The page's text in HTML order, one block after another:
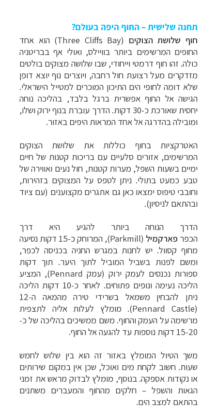
תחנה שלישית – החוף היפה בעולם?
חוף שלושת הצוקים (
Three Cliffs Bay) הוא אחד
החופים המרשימים ביותר בוויילס, ואולי אף בבריטניה
כולה. זהו חוף דרמטי וייחודי, שבו שלושה מצוקים בולטים
מזדקרים מעל רצועת חול רחבה, ויוצרים נוף יוצא דופן
שלא דומה לחופי הים התיכון המוכרים למטייל הישראלי.
הגישה אל החוף אפשרית ברגל בלבד, בהליכה נוחה
יחסית שאורכת כ-30 דקות. הדרך עוברת בנוף ירוק ושלו,
ומובילה בהדרגה אל אחד המראות היפים באזור.
האטרקציות בחוף כוללות את שלושת הצוקים
המרשימים, אזורים סלעיים עם בריכות קטנות של חיים
ימיים בשעות השפל, מערות קטנות, חול נעים ואווירה של
טבע כמעט בתולי. ניתן לטפס על המצוקים בזהירות,
וחובבי טיפוס ימצאו כאן גם אתגרים מקצוענים (עם ציוד
ובהתאם לניסיון).
הדרך הנוחה ביותר להגיע היא דרך
הכפר פארקמיל
(Parkmill), המרוחק כ-15 דקות נסיעה
מחוף קסוול. יש לחנות במגרש החניה בכניסה לכפר,
ומשם לפנות בשביל המוביל לתוך היער. תוך דקות
ספורות נכנסים לעמק ירוק (עמק Pennard), המציע
הליכה נעימה ונופים פתוחים. לאחר כ-10 דקות הליכה
ניתן להבחין משמאל בשרידי טירה מהמאה ה-12
(Pennard Castle). מומלץ לעלות אליה לתצפית
מרשימה על העמק והחוף. משם ממשיכים בהליכה של כ-
15-20 דקות נוספות עד להגעה אל החוף.
משך הטיול המומלץ באזור זה הוא בין שלוש לחמש
שעות. חשוב לקחת מים ואוכל, שכן אין במקום שירותים
או נקודות אספקה. בנוסף, מומלץ לבדוק מראש את זמני
הגאות והשפל – חלקים מהחוף והמעברים משתנים
בהתאם למצב הים.
היעדים »